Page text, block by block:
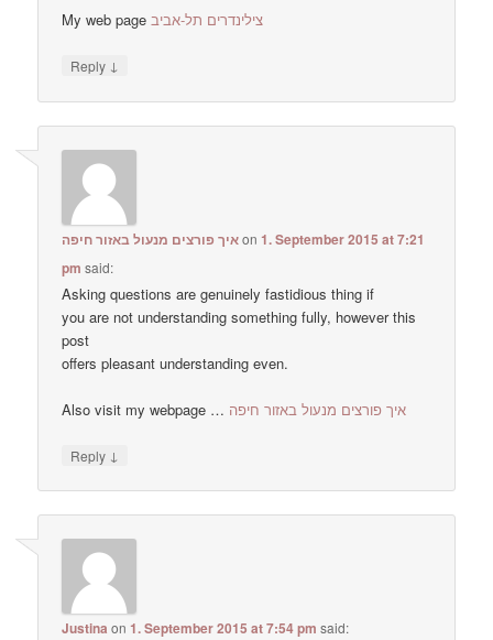
My web pageצילינדרים תל-אביב
Reply ↓
איך פורצים מנעול באזור חיפהon1. September 2015 at 7:21
pm said:
Asking questions are genuinely fastidious thing if
you are not understanding something fully, however this
post
offers pleasant understanding even.
Also visit my webpage … איך פורצים מנעול באזור חיפה
Reply ↓
Justina on1. September 2015 at 7:54 pm said: